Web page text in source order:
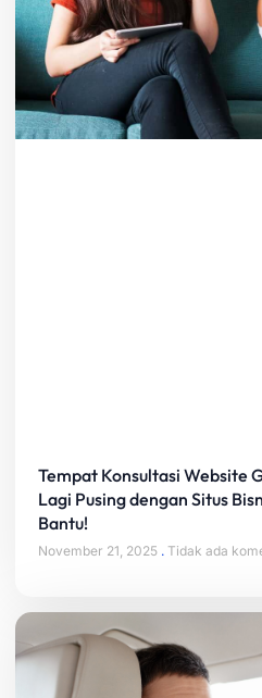
Tempat Konsultasi Website
Lagi Pusing dengan Situs
Bantu!
November 21, 2025 Tidak ada